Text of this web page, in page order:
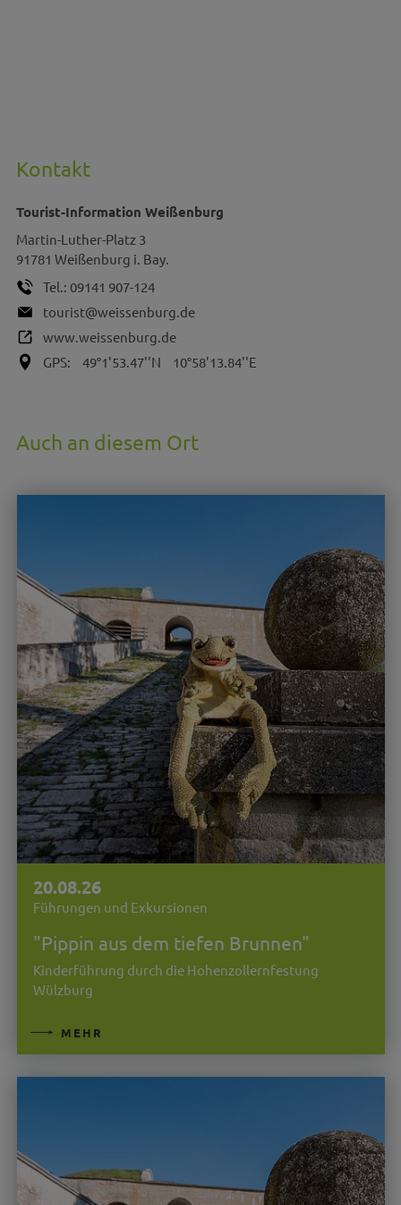
Kontakt
Tourist-Information Weißenburg
Martin-Luther-Platz 3
91781 Weißenburg i. Bay.
Tel.: 09141 907-124
tourist@weissenburg.de
www.weissenburg.de
GPS:
49°1'53.47''N 10°58'13.84''E
Auch an diesem Ort
20.08.26
Führungen und Exkursionen
"Pippin aus dem tiefen Brunnen"
Kinderführung durch die Hohenzollernfestung
Wülzburg
MEHR